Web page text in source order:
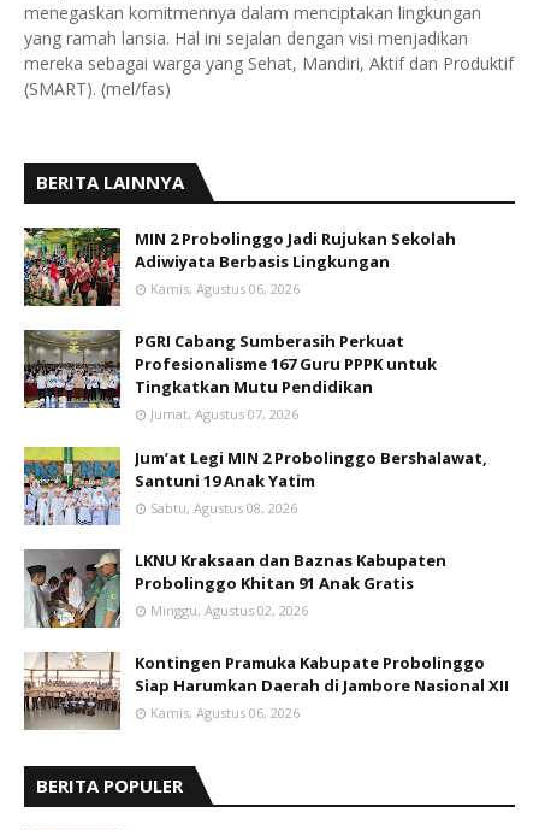
menegaskan komitmennya dalam menciptakan lingkungan
yang ramah lansia. Hal ini sejalan dengan visi menjadikan
mereka sebagai warga yang Sehat, Mandiri, Aktif dan Produktif
(SMART). (mel/fas)
BERITA LAINNYA
MIN 2 Probolinggo Jadi Rujukan Sekolah
Adiwiyata Berbasis Lingkungan
Kamis, Agustus 06, 2026
PGRI Cabang Sumberasih Perkuat
Profesionalisme 167 Guru PPPK untuk
Tingkatkan Mutu Pendidikan
Jumat, Agustus 07, 2026
Jum’at Legi MIN 2 Probolinggo Bershalawat,
Santuni 19 Anak Yatim
Sabtu, Agustus 08, 2026
LKNU Kraksaan dan Baznas Kabupaten
Probolinggo Khitan 91 Anak Gratis
Minggu, Agustus 02, 2026
Kontingen Pramuka Kabupate Probolinggo
Siap Harumkan Daerah di Jambore Nasional XII
Kamis, Agustus 06, 2026
BERITA POPULER